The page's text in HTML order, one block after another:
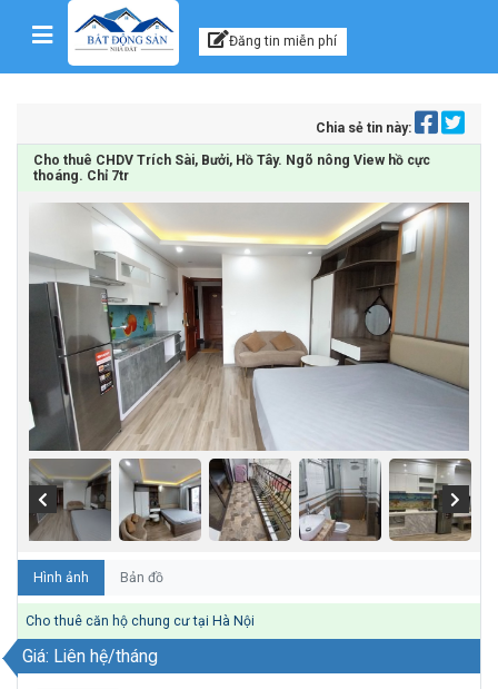
Skip to content Kênh thông tin, tư vấn
Đăng tin miễn phí
Chia sẻ tin này:
Cho thuê CHDV Trích Sài, Bưởi, Hồ Tây. Ngõ nông View hồ cực
thoáng. Chỉ 7tr
Hình ảnh Bản đồ
Cho thuê căn hộ chung cư tại Hà Nội
Giá: Liên hệ/tháng